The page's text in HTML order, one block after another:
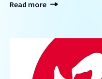
Read more